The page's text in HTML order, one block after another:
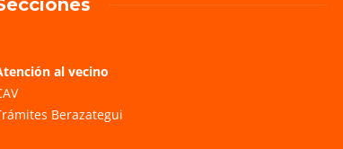
al vecino
Berazategui